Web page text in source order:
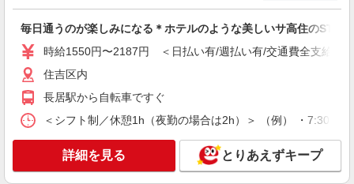
日）＝33万4400円 ◆昇給あり ◆支払い方法 ※日
払い/週払い/月払い対応も可能です。詳しくは面談
当社規定あり
びこ駅」 ★その他、近隣に多数勤務地あります！
キープ 詳細を見る
正社員
訪問介護事業所 ソラスト帝塚山/2780000036-002
ホームヘルパー（訪問介護員）（役職なし）
月給227,100円〜242,100円（経験・能力等に
よる）
毎日通うのが楽しみになる＊ホテルのような美しいサ高住のSTAFF
時給1550円〜2187円 ＜日払い有/週払い有/交通費全支給(ガ
住吉区内
長居駅から自転車ですぐ
＜シフト制／休憩1h（夜勤の場合は2h）＞ （例） ・7:30
詳細を見る とりあえずキープ